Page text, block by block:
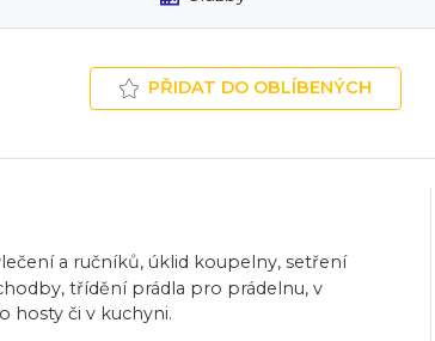
PŘIDAT DO OBLÍBENÝCH
a ručníků, úklid koupelny, setření
třídění prádla pro prádelnu, v
či v kuchyni.